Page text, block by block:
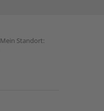
Mein Standort: